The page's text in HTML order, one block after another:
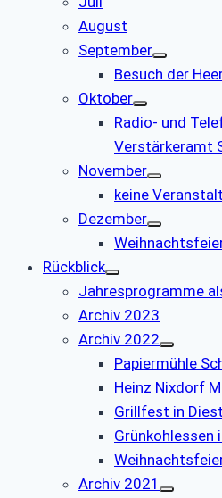
August
September
Besuch der
Oktober
Radio- und
Verstärkeramt
November
keine
Dezember
Rückblick
Jahresprogramme
Archiv 2023
Archiv 2022
Papiermühle
Heinz Nixdorf
Grillfest in
Grünkohlessen
Archiv 2021